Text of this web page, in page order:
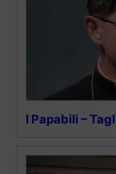
I Papabili –